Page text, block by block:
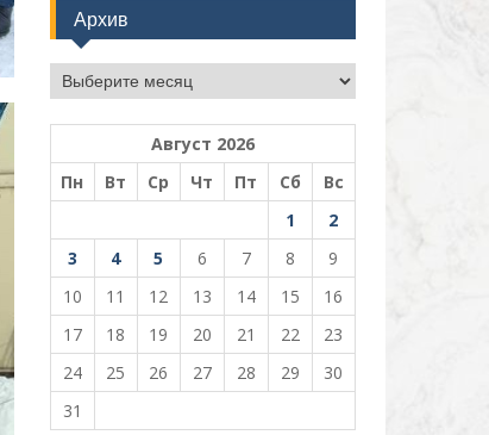
Архив
Архив
Август 2026
Пн
Вт Ср Чт Пт Сб
Вс
1
2
3
4 5 6 7 8
9
10
11 12 13 14 15
16
17
18 19 20 21 22
23
24
25 26 27 28 29
30
31